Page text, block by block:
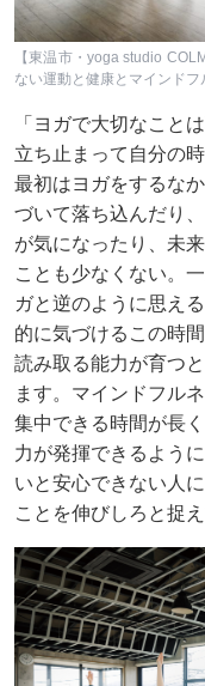
【東温市・yoga studio
ない運動と健康とマインド
「ヨガで大切なこと
立ち止まって自分の
最初はヨガをするな
づいて落ち込んだり
が気になったり、未
ことも少なくない。
ガと逆のように思え
的に気づけるこの時
読み取る能力が育つ
ます。マインドフル
集中できる時間が長
力が発揮できるよう
いと安心できない人
ことを伸びしろと捉